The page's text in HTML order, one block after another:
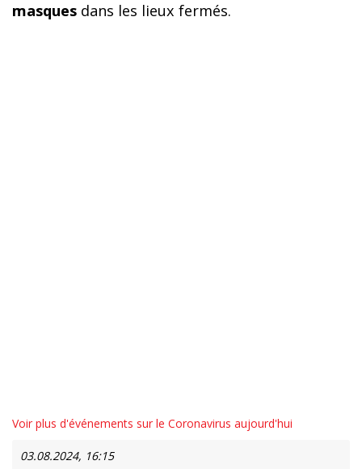
masques dans les lieux fermés.
Voir plus d'événements sur le Coronavirus aujourd'hui
03.08.2024, 16:15